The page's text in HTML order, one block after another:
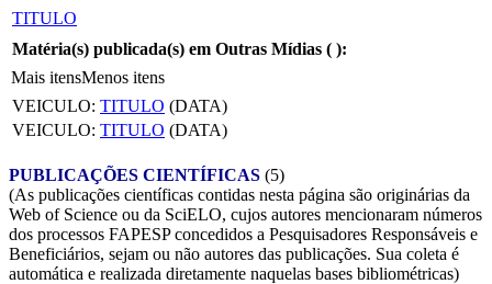
TITULO
Matéria(s) publicada(s) em Outras Mídias ( ):
Mais itensMenos itens
VEICULO: TITULO (DATA)
VEICULO: TITULO (DATA)
PUBLICAÇÕES CIENTÍFICAS (5)
(As publicações científicas contidas nesta página são originárias da
Web of Science ou da SciELO, cujos autores mencionaram números
dos processos FAPESP concedidos a Pesquisadores Responsáveis e
Beneficiários, sejam ou não autores das publicações. Sua coleta é
automática e realizada diretamente naquelas bases bibliométricas)